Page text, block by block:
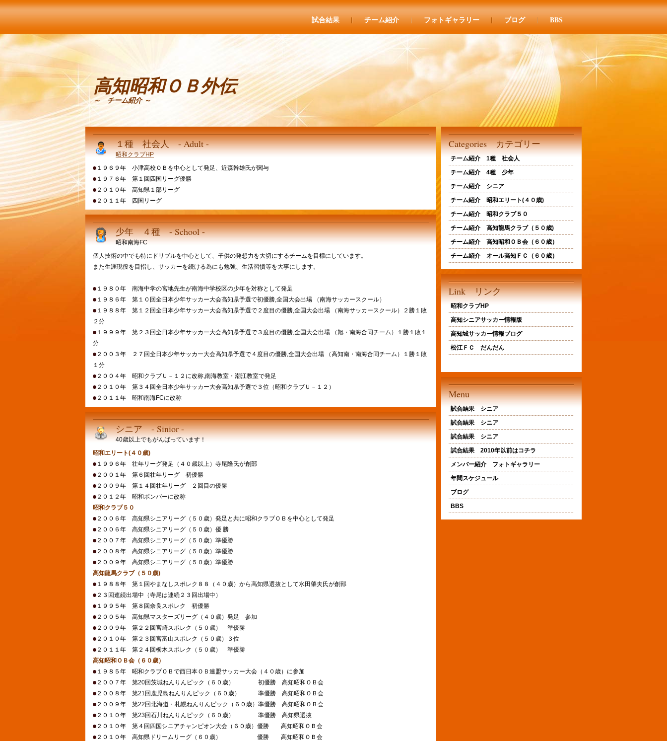
試合結果 チーム紹介 フォトギャラリー ブログ BBS
高知昭和ＯＢ外伝
～ チーム紹介 ～
Categories カテゴリー
チーム紹介 1種 社会人
チーム紹介 4種 少年
チーム紹介 シニア
チーム紹介 昭和エリート(４０歳)
チーム紹介 昭和クラブ５０
チーム紹介 高知龍馬クラブ（５０歳)
チーム紹介 高知昭和ＯＢ会（６０歳）
チーム紹介 オール高知ＦＣ（６０歳）
Link リンク
昭和クラブHP
高知シニアサッカー情報版
高知城サッカー情報ブログ
松江ＦＣ だんだん
Menu
試合結果 シニア
試合結果 シニア
試合結果 シニア
試合結果 2010年以前はコチラ
メンバー紹介 フォトギャラリー
年間スケジュール
ブログ
BBS
１種 社会人 - Adult -
昭和クラブHP
１９６９年 小津高校ＯＢを中心として発足、近森幹雄氏が関与
１９７６年 第１回四国リーグ優勝
２０１０年 高知県１部リーグ
２０１１年 四国リーグ
少年 ４種 - School -
昭和南海FC
個人技術の中でも特にドリブルを中心として、子供の発想力を大切にするチームを目標にしています。
また生涯現役を目指し、サッカーを続ける為にも勉強、生活習慣等を大事にします。
１９８０年 南海中学の宮地先生が南海中学校区の少年を対称として発足
１９８６年 第１０回全日本少年サッカー大会高知県予選で初優勝,全国大会出場 （南海サッカースクール）
１９８８年 第１２回全日本少年サッカー大会高知県予選で２度目の優勝,全国大会出場 （南海サッカースクール）２勝１敗
２分
１９９９年 第２３回全日本少年サッカー大会高知県予選で３度目の優勝,全国大会出場 （旭・南海合同チーム）１勝１敗１
分
２００３年 ２７回全日本少年サッカー大会高知県予選で４度目の優勝,全国大会出場 （高知南・南海合同チーム）１勝１敗
１分
２００４年 昭和クラブＵ－１２に改称,南海教室・潮江教室で発足
２０１０年 第３４回全日本少年サッカー大会高知県予選で３位（昭和クラブＵ－１２）
２０１１年 昭和南海FCに改称
シニア - Sinior -
40歳以上でもがんばっています！
昭和エリート(４０歳)
１９９６年 壮年リーグ発足（４０歳以上）寺尾隆氏が創部
２００１年 第６回壮年リーグ 初優勝
２００９年 第１４回壮年リーグ ２回目の優勝
２０１２年 昭和ボンバーに改称
昭和クラブ５０
２００６年 高知県シニアリーグ（５０歳）発足と共に昭和クラブＯＢを中心として発足
２００６年 高知県シニアリーグ（５０歳）優 勝
２００７年 高知県シニアリーグ（５０歳）準優勝
２００８年 高知県シニアリーグ（５０歳）準優勝
２００９年 高知県シニアリーグ（５０歳）準優勝
高知龍馬クラブ（５０歳)
１９８８年 第１回やまなしスポレク８８（４０歳）から高知県選抜として水田肇夫氏が創部
２３回連続出場中（寺尾は連続２３回出場中）
１９９５年 第８回奈良スポレク 初優勝
２００５年 高知県マスターズリーグ（４０歳）発足 参加
２００９年 第２２回宮崎スポレク（５０歳） 準優勝
２０１０年 第２３回宮富山スポレク（５０歳）３位
２０１１年 第２４回栃木スポレク（５０歳） 準優勝
高知昭和ＯＢ会（６０歳）
１９８５年 昭和クラブＯＢで西日本ＯＢ連盟サッカー大会（４０歳）に参加
２００７年 第20回茨城ねんりんピック（６０歳） 初優勝 高知昭和ＯＢ会
２００８年 第21回鹿児島ねんりんピック（６０歳） 準優勝 高知昭和ＯＢ会
２００９年 第22回北海道・札幌ねんりんピック（６０歳）準優勝 高知昭和ＯＢ会
２０１０年 第23回石川ねんりんピック（６０歳） 準優勝 高知県選抜
２０１０年 第４回四国シニアチャンピオン大会（６０歳）優勝 高知昭和ＯＢ会
２０１０年 高知県ドリームリーグ（６０歳） 優勝 高知昭和ＯＢ会